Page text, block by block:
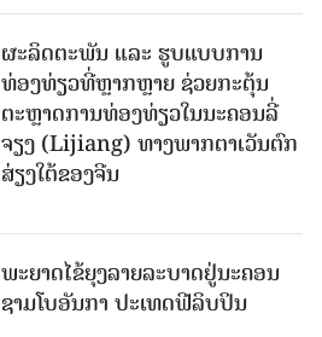
ຜະລິດຕະພັນ ແລະ ຮູບແບບການ
ທ່ອງທ່ຽວທີ່ຫຼາກຫຼາຍ ຊ່ວຍກະຕຸ້ນ
ຕະຫຼາດການທ່ອງທ່ຽວໃນນະຄອນລີ່
ຈຽງ (Lijiang) ທາງພາກຕາເວັນຕົກ
ສ່ຽງໃຕ້ຂອງຈີນ
ພະຍາດໄຂ້ຍຸງລາຍລະບາດຢູ່ນະຄອນ
ຊາມໂບ​ອັນກາ ປະເທດຟີລິບປິນ